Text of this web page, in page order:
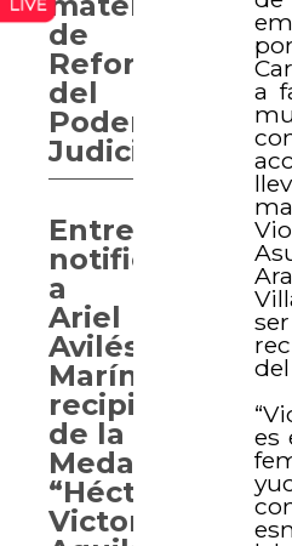
a
es
de
Reforma
del
Poder
Judicial
Entregan
notificación
a
Ariel
Avilés
Marín,
recipiendario
de la
Medalla
“Héctor
Victoria